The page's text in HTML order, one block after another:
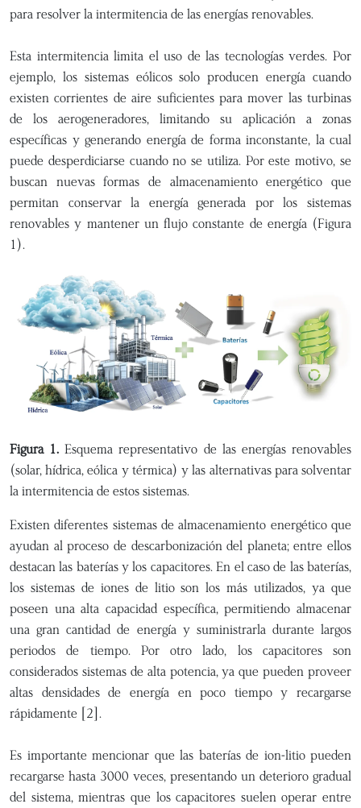
para resolver la intermitencia de las energías renovables.
Esta intermitencia limita el uso de las tecnologías verdes. Por
ejemplo, los sistemas eólicos solo producen energía cuando
existen corrientes de aire suficientes para mover las turbinas
de los aerogeneradores, limitando su aplicación a zonas
específicas y generando energía de forma inconstante, la cual
puede desperdiciarse cuando no se utiliza. Por este motivo, se
buscan nuevas formas de almacenamiento energético que
permitan conservar la energía generada por los sistemas
renovables y mantener un flujo constante de energía (Figura
1).
Figura 1. Esquema representativo de las energías renovables
(solar, hídrica, eólica y térmica) y las alternativas para solventar
la intermitencia de estos sistemas.
Existen diferentes sistemas de almacenamiento energético que
ayudan al proceso de descarbonización del planeta; entre ellos
destacan las baterías y los capacitores. En el caso de las baterías,
los sistemas de iones de litio son los más utilizados, ya que
poseen una alta capacidad específica, permitiendo almacenar
una gran cantidad de energía y suministrarla durante largos
periodos de tiempo. Por otro lado, los capacitores son
considerados sistemas de alta potencia, ya que pueden proveer
altas densidades de energía en poco tiempo y recargarse
rápidamente [2].
Es importante mencionar que las baterías de ion-litio pueden
recargarse hasta 3000 veces, presentando un deterioro gradual
del sistema, mientras que los capacitores suelen operar entre